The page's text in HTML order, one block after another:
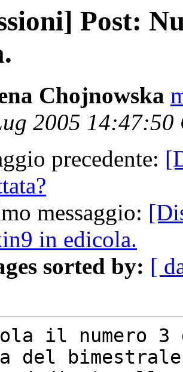
Post:
Chojnowska
2005 14:47:50
precedente:
messaggio:
in edicola.
sorted by: [
il numero
del bimestrale